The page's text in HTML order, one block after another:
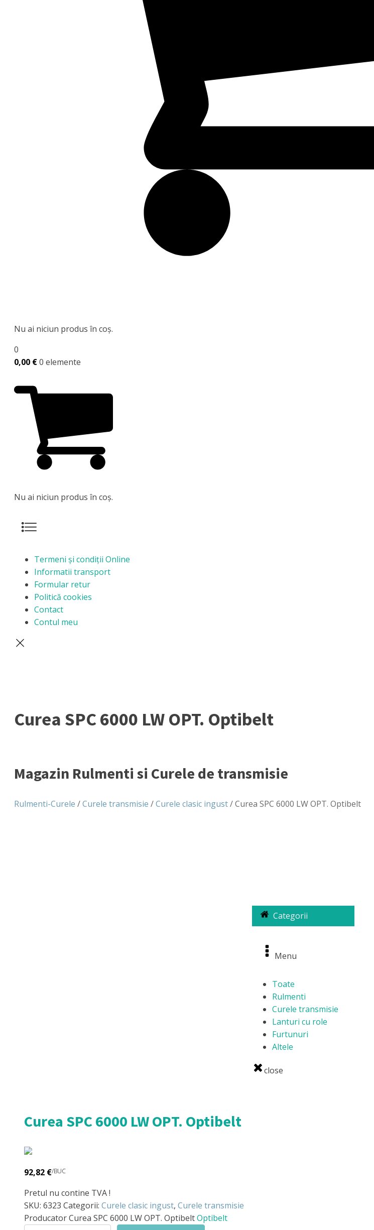
Nu ai niciun produs în coș.
0
0,00 €0 elemente
Nu ai niciun produs în coș.
Termeni și condiții Online
Informatii transport
Formular retur
Politică cookies
Contact
Contul meu
Curea SPC 6000 LW OPT. Optibelt
Magazin Rulmenti si Curele de transmisie
Rulmenti-Curele /Curele transmisie /Curele clasic ingust/ Curea SPC 6000 LW OPT. Optibelt
Categorii
Menu
Toate
Rulmenti
Curele transmisie
Lanturi cu role
Furtunuri
Altele
close
Curea SPC 6000 LW OPT. Optibelt
92,82 €/BUC
Pretul nu contine TVA !
SKU: 6323 Categorii: Curele clasic ingust, Curele transmisie
ProducatorCurea SPC 6000 LW OPT. OptibeltOptibelt